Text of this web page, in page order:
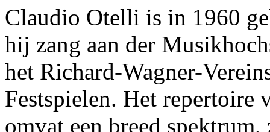
Claudio Otelli is in 1960
hij zang aan der
het Richard-Wagner-
Festspielen. Het repertoire
omvat een breed